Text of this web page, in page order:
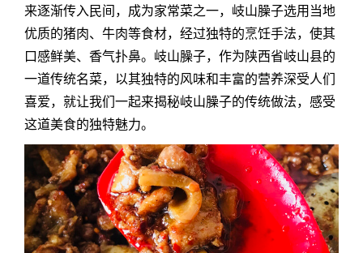
来逐渐传入民间，成为家常菜之一，岐山臊子选用当地
优质的猪肉、牛肉等食材，经过独特的烹饪手法，使其
口感鲜美、香气扑鼻。 岐山臊子，作为陕西省岐山县的
一道传统名菜，以其独特的风味和丰富的营养深受人们
喜爱，就让我们一起来揭秘岐山臊子的传统做法，感受
这道美食的独特魅力。